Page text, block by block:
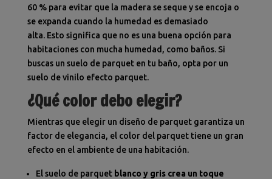
60 % para evitar que la madera se seque y se encoja o
se expanda cuando la humedad es demasiado
alta. Esto significa que no es una buena opción para
habitaciones con mucha humedad, como baños. Si
buscas un suelo de parquet en tu baño, opta por un
suelo de vinilo efecto parquet.
¿Qué color debo elegir?
Mientras que elegir un diseño de parquet garantiza un
factor de elegancia, el color del parquet tiene un gran
efecto en el ambiente de una habitación.
El suelo de parquet blanco y gris crea un toque